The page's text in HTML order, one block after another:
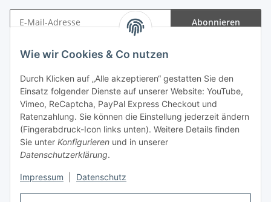
Wie wir Cookies & Co nutzen
Durch Klicken auf „Alle akzeptieren“ gestatten Sie den
Einsatz folgender Dienste auf unserer Website: YouTube,
Vimeo, ReCaptcha, PayPal Express Checkout und
Ratenzahlung. Sie können die Einstellung jederzeit ändern
(Fingerabdruck-Icon links unten). Weitere Details finden
Sie unter Konfigurieren und in unserer
Datenschutzerklärung.
Impressum Datenschutz
Abonnieren
Gesetzliche Informationen
Vertrag widerrufen